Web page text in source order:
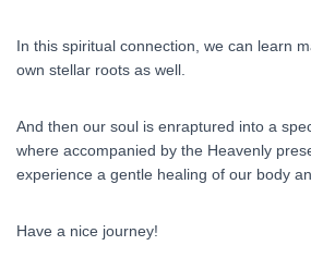
In this spiritual connection, we can learn
own stellar roots as well.
And then our soul is enraptured into a
where accompanied by the Heavenly
experience a gentle healing of our body
Have a nice journey!